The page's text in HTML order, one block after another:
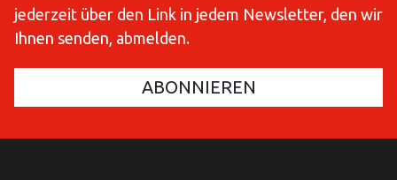
jederzeit über den Link in jedem Newsletter, den wir
Ihnen senden, abmelden.